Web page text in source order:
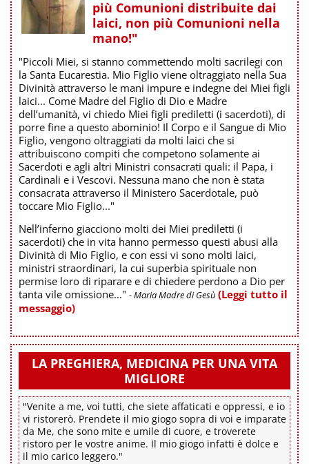
più Comunioni distribuite dai
laici, non più Comunioni nella
mano!"
"Piccoli Miei, si stanno commettendo molti sacrilegi con
la Santa Eucarestia. Mio Figlio viene oltraggiato nella Sua
Divinità attraverso le mani impure e indegne dei Miei figli
laici... Come Madre del Figlio di Dio e Madre
dell’umanità, vi chiedo Miei figli prediletti (i sacerdoti), di
porre fine a questo abominio! Il Corpo e il Sangue di Mio
Figlio, vengono oltraggiati da molti laici che si
attribuiscono compiti che competono solamente ai
Sacerdoti e agli altri Ministri consacrati quali: il Papa, i
Cardinali e i Vescovi. Nessuna mano che non è stata
consacrata attraverso il Ministero Sacerdotale, può
toccare Mio Figlio..."
Nell’inferno giacciono molti dei Miei prediletti (i
sacerdoti) che in vita hanno permesso questi abusi alla
Divinità di Mio Figlio, e con essi vi sono molti laici,
ministri straordinari, la cui superbia spirituale non
permise loro di riparare e di chiedere perdono a Dio per
tanta vile omissione..." - Maria Madre di Gesù (Leggi tutto il
messaggio)
LA PREGHIERA, MEDICINA PER UNA VITA
MIGLIORE
"Venite a me, voi tutti, che siete affaticati e oppressi, e io
vi ristorerò. Prendete il mio giogo sopra di voi e imparate
da Me, che sono mite e umile di cuore, e troverete
ristoro per le vostre anime. Il mio giogo infatti è dolce e
il mio carico leggero."